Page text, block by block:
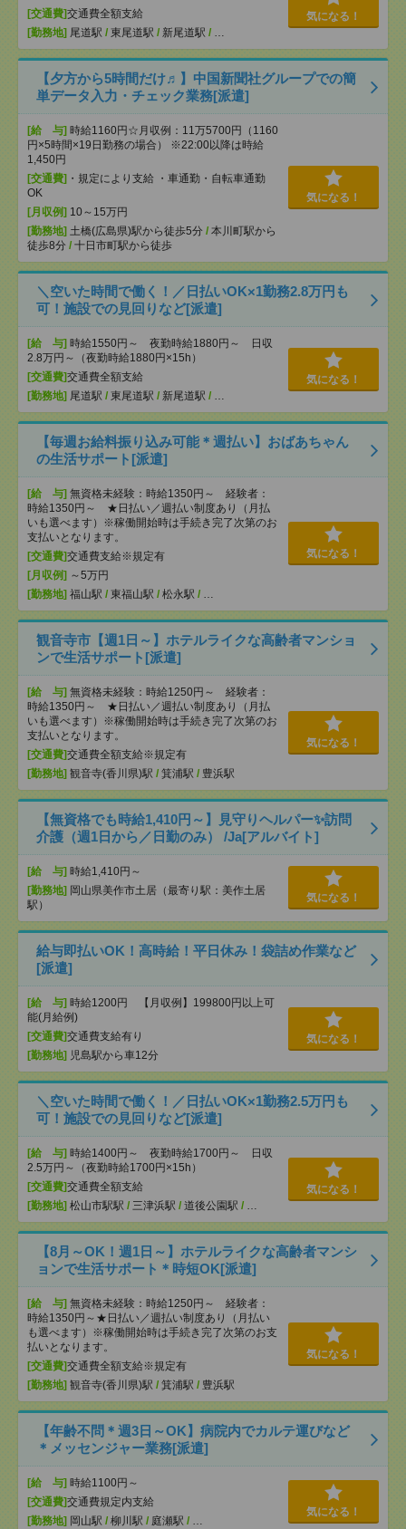
[交通費]交通費全額支給
[勤務地] 尾道駅 / 東尾道駅 / 新尾道駅 / …
気になる！
【夕方から5時間だけ♬】中国新聞社グループでの簡
単データ入力・チェック業務[派遣]
[給 与] 時給1160円☆月収例：11万5700円（1160
円×5時間×19日勤務の場合） ※22:00以降は時給
1,450円
[交通費] ・規定により支給 ・車通勤・自転車通勤
OK
[月収例] 10～15万円
[勤務地] 土橋(広島県)駅から徒歩5分 / 本川町駅から
徒歩8分 / 十日市町駅から徒歩
気になる！
＼空いた時間で働く！／日払いOK×1勤務2.8万円も
可！施設での見回りなど[派遣]
[給 与] 時給1550円～ 夜勤時給1880円～ 日収
2.8万円～（夜勤時給1880円×15h）
[交通費]交通費全額支給
[勤務地] 尾道駅 / 東尾道駅 / 新尾道駅 / …
気になる！
【毎週お給料振り込み可能＊週払い】おばあちゃん
の生活サポート[派遣]
[給 与] 無資格未経験：時給1350円～ 経験者：
時給1350円～ ★日払い／週払い制度あり（月払
いも選べます）※稼働開始時は手続き完了次第のお
支払いとなります。
[交通費]交通費支給※規定有
[月収例] ～5万円
[勤務地] 福山駅 / 東福山駅 / 松永駅 / …
気になる！
観音寺市【週1日～】ホテルライクな高齢者マンショ
ンで生活サポート[派遣]
[給 与] 無資格未経験：時給1250円～ 経験者：
時給1350円～ ★日払い／週払い制度あり（月払
いも選べます）※稼働開始時は手続き完了次第のお
支払いとなります。
[交通費]交通費全額支給※規定有
[勤務地] 観音寺(香川県)駅 / 箕浦駅 / 豊浜駅
気になる！
【無資格でも時給1,410円～】見守りヘルパー✨訪問
介護（週1日から／日勤のみ） /Ja[アルバイト]
[給 与] 時給1,410円～
[勤務地] 岡山県美作市土居（最寄り駅：美作土居
駅）
気になる！
給与即払いOK！高時給！平日休み！袋詰め作業など
[派遣]
[給 与] 時給1200円 【月収例】199800円以上可
能(月給例)
[交通費]交通費支給有り
[勤務地] 児島駅から車12分
気になる！
＼空いた時間で働く！／日払いOK×1勤務2.5万円も
可！施設での見回りなど[派遣]
[給 与] 時給1400円～ 夜勤時給1700円～ 日収
2.5万円～（夜勤時給1700円×15h）
[交通費]交通費全額支給
[勤務地] 松山市駅駅 / 三津浜駅 / 道後公園駅 / …
気になる！
【8月～OK！週1日～】ホテルライクな高齢者マンシ
ョンで生活サポート＊時短OK[派遣]
[給 与] 無資格未経験：時給1250円～ 経験者：
時給1350円～★日払い／週払い制度あり（月払い
も選べます）※稼働開始時は手続き完了次第のお支
払いとなります。
[交通費]交通費全額支給※規定有
[勤務地] 観音寺(香川県)駅 / 箕浦駅 / 豊浜駅
気になる！
【年齢不問＊週3日～OK】病院内でカルテ運びなど
＊メッセンジャー業務[派遣]
[給 与] 時給1100円～
[交通費]交通費規定内支給
[勤務地] 岡山駅 / 柳川駅 / 庭瀬駅 / …
気になる！